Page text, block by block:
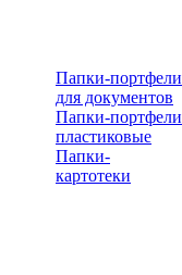
Папки-портфели
для документов
Папки-портфели
пластиковые
Папки-
картотеки